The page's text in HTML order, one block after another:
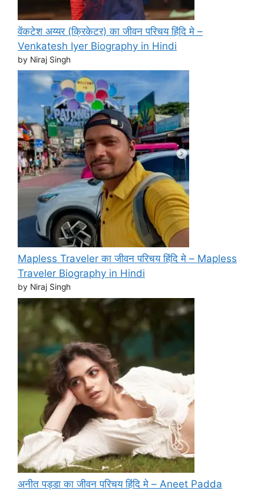
वेंकटेश अय्यर (क्रिकेटर) का जीवन परिचय हिंदि मे –
Venkatesh Iyer Biography in Hindi
by Niraj Singh
Mapless Traveler का जीवन परिचय हिंदि मे – Mapless
Traveler Biography in Hindi
by Niraj Singh
अनीत पड्डा का जीवन परिचय हिंदि मे – Aneet Padda